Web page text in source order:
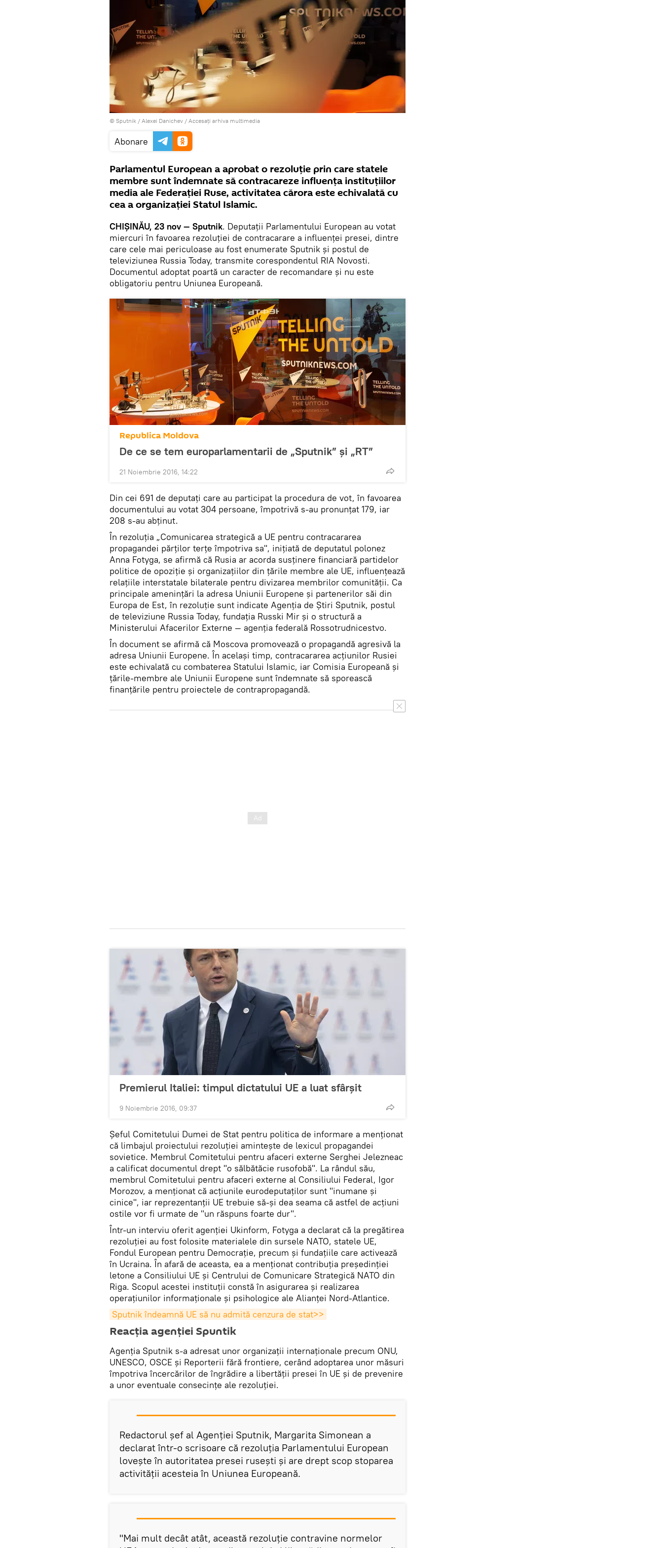
© Sputnik / Alexei Danichev / Accesați arhiva multimedia
Abonare
Parlamentul European a aprobat o rezoluție prin care statele
membre sunt îndemnate să contracareze influența instituțiilor
media ale Federației Ruse, activitatea cărora este echivalată cu
cea a organizației Statul Islamic.
CHIȘINĂU, 23 nov — Sputnik. Deputații Parlamentului European au votat
miercuri în favoarea rezoluției de contracarare a influenței presei, dintre
care cele mai periculoase au fost enumerate Sputnik și postul de
televiziunea Russia Today, transmite corespondentul RIA Novosti.
Documentul adoptat poartă un caracter de recomandare și nu este
obligatoriu pentru Uniunea Europeană.
Republica Moldova
De ce se tem europarlamentarii de „Sputnik” și „RT”
21 Noiembrie 2016, 14:22
Din cei 691 de deputați care au participat la procedura de vot, în favoarea
documentului au votat 304 persoane, împotrivă s-au pronunțat 179, iar
208 s-au abținut.
În rezoluția „Comunicarea strategică a UE pentru contracararea
propagandei părților terțe împotriva sa", inițiată de deputatul polonez
Anna Fotyga, se afirmă că Rusia ar acorda susținere financiară partidelor
politice de opoziție și organizațiilor din țările membre ale UE, influențează
relațiile interstatale bilaterale pentru divizarea membrilor comunității. Ca
principale amenințări la adresa Uniunii Europene și partenerilor săi din
Europa de Est, în rezoluție sunt indicate Agenția de Știri Sputnik, postul
de televiziune Russia Today, fundația Russki Mir și o structură a
Ministerului Afacerilor Externe — agenția federală Rossotrudnicestvo.
În document se afirmă că Moscova promovează o propagandă agresivă la
adresa Uniunii Europene. În același timp, contracararea acțiunilor Rusiei
este echivalată cu combaterea Statului Islamic, iar Comisia Europeană și
țările-membre ale Uniunii Europene sunt îndemnate să sporească
finanțările pentru proiectele de contrapropagandă.
Premierul Italiei: timpul dictatului UE a luat sfârșit
9 Noiembrie 2016, 09:37
Șeful Comitetului Dumei de Stat pentru politica de informare a menționat
că limbajul proiectului rezoluției amintește de lexicul propagandei
sovietice. Membrul Comitetului pentru afaceri externe Serghei Jelezneac
a calificat documentul drept "o sălbătăcie rusofobă". La rândul său,
membrul Comitetului pentru afaceri externe al Consiliului Federal, Igor
Morozov, a menționat că acțiunile eurodeputaților sunt "inumane și
cinice", iar reprezentanții UE trebuie să-și dea seama că astfel de acțiuni
ostile vor fi urmate de "un răspuns foarte dur".
Într-un interviu oferit agenției Ukinform, Fotyga a declarat că la pregătirea
rezoluției au fost folosite materialele din sursele NATO, statele UE,
Fondul European pentru Democrație, precum și fundațiile care activează
în Ucraina. În afară de aceasta, ea a menționat contribuția președinției
letone a Consiliului UE și Centrului de Comunicare Strategică NATO din
Riga. Scopul acestei instituții constă în asigurarea și realizarea
operațiunilor informaționale și psihologice ale Alianței Nord-Atlantice.
Sputnik îndeamnă UE să nu admită cenzura de stat>>
Reacția agenției Spuntik
Agenția Sputnik s-a adresat unor organizații internaționale precum ONU,
UNESCO, OSCE și Reporterii fără frontiere, cerând adoptarea unor măsuri
împotriva încercărilor de îngrădire a libertății presei în UE și de prevenire
a unor eventuale consecințe ale rezoluției.
Redactorul șef al Agenției Sputnik, Margarita Simonean a
declarat într-o scrisoare că rezoluția Parlamentului European
lovește în autoritatea presei rusești și are drept scop stoparea
activității acesteia în Uniunea Europeană.
"Mai mult decât atât, această rezoluție contravine normelor